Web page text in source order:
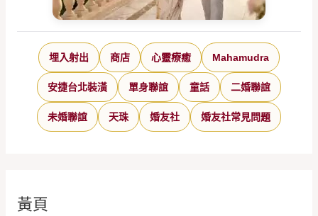
埋入射出 商店 心靈療癒 Mahamudra
安捷台北裝潢 單身聯誼 童話 二婚聯誼
未婚聯誼 天珠 婚友社 婚友社常見問題
黃頁